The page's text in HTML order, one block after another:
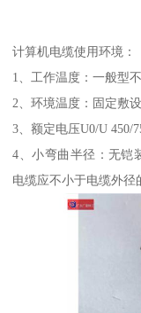
计算机电缆使用环境：
1、工作温度：一般型
2、环境温度：固定敷
3、额定电压U0/U 450/
4、小弯曲半径：无铠
电缆应不小于电缆外径